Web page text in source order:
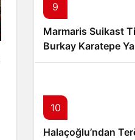
9
Marmaris Suikast
Burkay Karatepe
Şüphelisi Adliyeye
10
Halaçoğlu’ndan